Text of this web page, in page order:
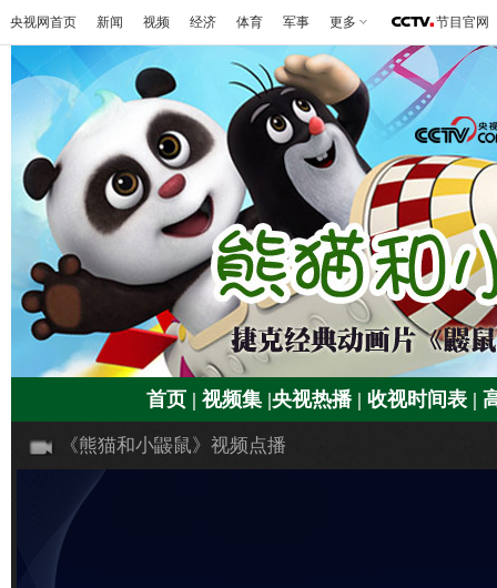
央视网首页 新闻 视频 经济 体育 军事 更多 节目官网
首页| 视频集|央视热播| 收视时间表|
《熊猫和小鼹鼠》视频点播